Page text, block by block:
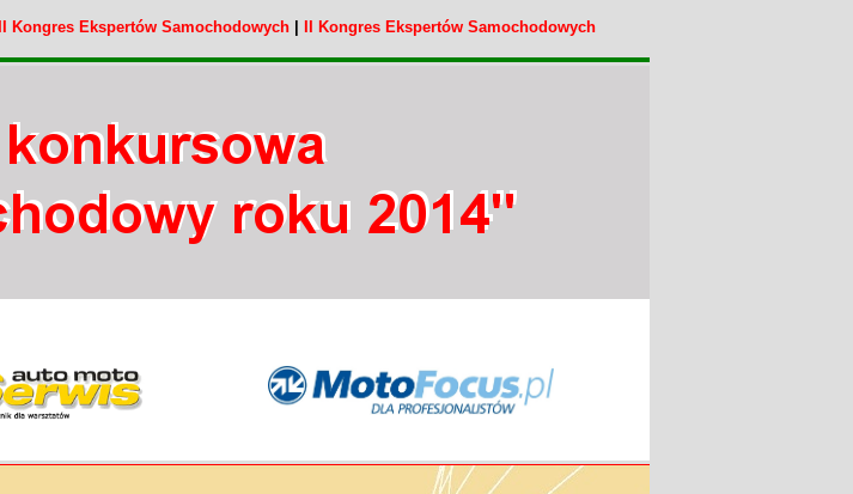
III Kongres Ekspertów Samochodowych II Kongres Ekspertów Samochodowych